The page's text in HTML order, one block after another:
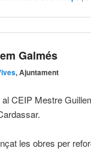
Galmés
, Ajuntament
CEIP Mestre
les obres per